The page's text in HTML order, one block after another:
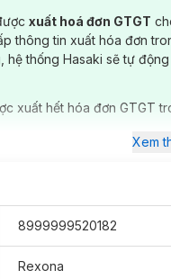
xuất hoá đơn GTGT
thông tin xuất hóa đơn
hệ thống Hasaki sẽ tự
xuất hết hóa đơn GTGT
Xem
8999999520182
Rexona